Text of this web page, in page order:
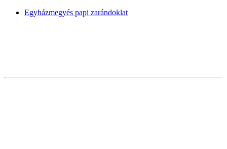
Egyházmegyés papi zarándoklat